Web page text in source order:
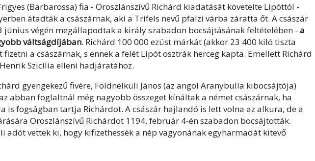
(Barbarossa) fia - Oroszlánszívű Richárd kiadatását követelte Lipóttól -
átadták a császárnak, aki a Trifels nevű pfalzi várba záratta őt. A császár
június végén megállapodtak a király szabadon bocsájtásának feltételében - a
váltságdíjában. Richárd 100 000 ezüst márkát (akkor 23 400 kiló tiszta
a császárnak, s ennek a felét Lipót osztrák herceg kapta. Emellett Richárd
Szicília elleni hadjáratához.
gyengekezű fivére, Földnélküli János (az angol Aranybulla kibocsájtója)
abban foglaltnál még nagyobb összeget kínáltak a német császárnak, ha
is fogságban tartja Richárdot. A császár hajlandó is lett volna az alkura, de a
Oroszlánszívű Richárdot 1194. február 4-én szabadon bocsájtották.
adót vettek ki, hogy kifizethessék a nép vagyonának egyharmadát kitevő